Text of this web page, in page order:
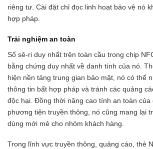
riêng tư. Cài đặt chỉ đọc linh hoạt bảo vệ nó
hợp pháp.
Trải nghiệm an toàn
Số sê-ri duy nhất trên toàn cầu trong chip
bằng chứng duy nhất về danh tính của nó.
hiện nền tảng trung gian bảo mật, nó có thể
thông tin bất hợp pháp và tránh các quảng
độc hại. Đồng thời nâng cao tính an toàn của
phương tiện truyền thông, nó cũng mang lại
dùng mới mẻ cho nhóm khách hàng.
Trong lĩnh vực truyền thông, quảng cáo, thẻ